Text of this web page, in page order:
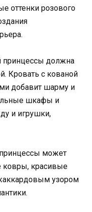
оттенки розового
принцессы должна
Кровать с кованой
добавит шарму и
шкафы и
и игрушки,
может
ковры, красивые
узором